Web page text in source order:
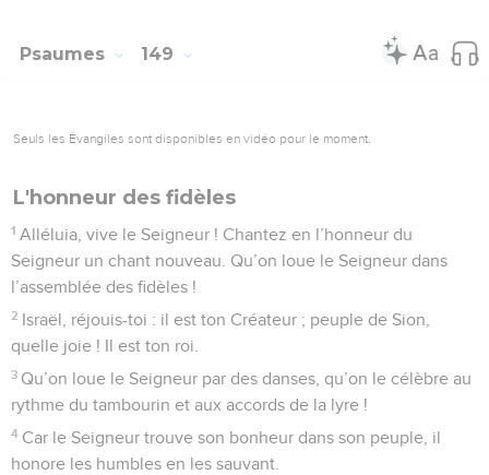
Psaumes 149
Seuls les Évangiles sont disponibles en vidéo pour le moment.
L'honneur des fidèles
1 Alléluia, vive le Seigneur ! Chantez en l’honneur du
Seigneur un chant nouveau. Qu’on loue le Seigneur dans
l’assemblée des fidèles !
2 Israël, réjouis-toi : il est ton Créateur ; peuple de Sion,
quelle joie ! Il est ton roi.
3 Qu’on loue le Seigneur par des danses, qu’on le célèbre au
rythme du tambourin et aux accords de la lyre !
4 Car le Seigneur trouve son bonheur dans son peuple, il
honore les humbles en les sauvant.